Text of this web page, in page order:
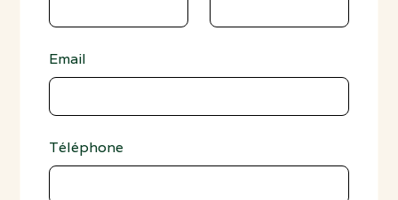
Email
Téléphone